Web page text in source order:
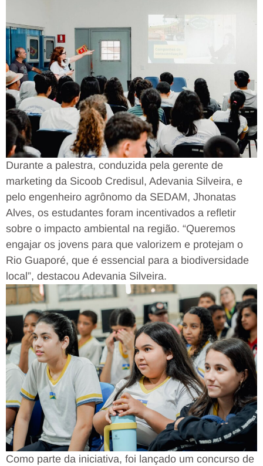
Durante a palestra, conduzida pela gerente de
marketing da Sicoob Credisul, Adevania Silveira, e
pelo engenheiro agrônomo da SEDAM, Jhonatas
Alves, os estudantes foram incentivados a refletir
sobre o impacto ambiental na região. “Queremos
engajar os jovens para que valorizem e protejam o
Rio Guaporé, que é essencial para a biodiversidade
local”, destacou Adevania Silveira.
Como parte da iniciativa, foi lançado um concurso de